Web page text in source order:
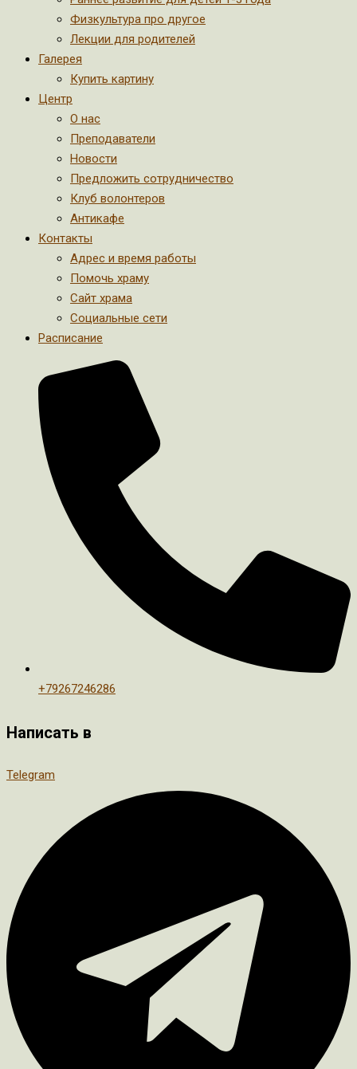
Физкультура про другое
Лекции для родителей
Галерея
Купить картину
Центр
О нас
Преподаватели
Новости
Предложить сотрудничество
Клуб волонтеров
Антикафе
Контакты
Адрес и время работы
Помочь храму
Сайт храма
Социальные сети
Расписание
+79267246286
Написать в
Telegram